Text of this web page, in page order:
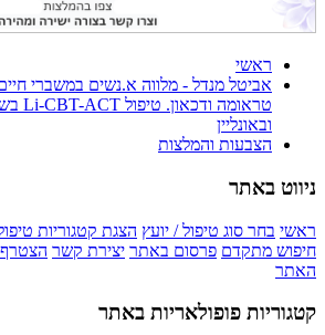
ראשי
אביטל מנדל - מלווה א.נשים במשברי
ובאונליין
הצבעות והמלצות
ניווט באתר
ראשי בחר סוג טיפול / יועץ הצגת קטגוריות
חיפוש מתקדם פרסום באתר יצירת קשר הצטרף
האתר
קטגוריות פופולאריות באתר